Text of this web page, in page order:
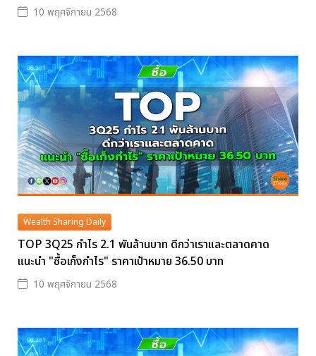
10 พฤศจิกายน 2568
Wealth Sharing Daily
TOP 3Q25 กำไร 2.1 พันล้านบาท ดีกว่าเราและตลาดคาด
แนะนำ "ซื้อเก็งกำไร" ราคาเป้าหมาย 36.50 บาท
10 พฤศจิกายน 2568